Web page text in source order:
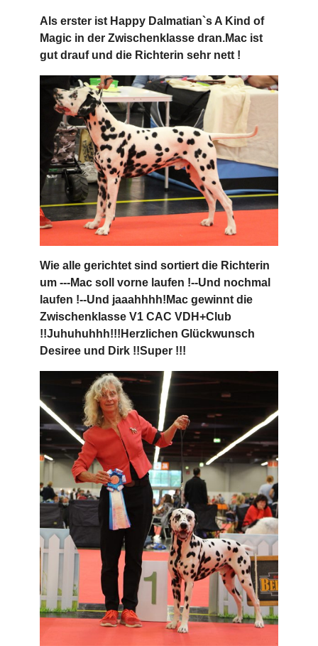
Als erster ist Happy Dalmatian`s A Kind of
Magic in der Zwischenklasse dran.Mac ist
gut drauf und die Richterin sehr nett !
Wie alle gerichtet sind sortiert die Richterin
um ---Mac soll vorne laufen !--Und nochmal
laufen !--Und jaaahhhh!Mac gewinnt die
Zwischenklasse V1 CAC VDH+Club
!!Juhuhuhhh!!!Herzlichen Glückwunsch
Desiree und Dirk !!Super !!!